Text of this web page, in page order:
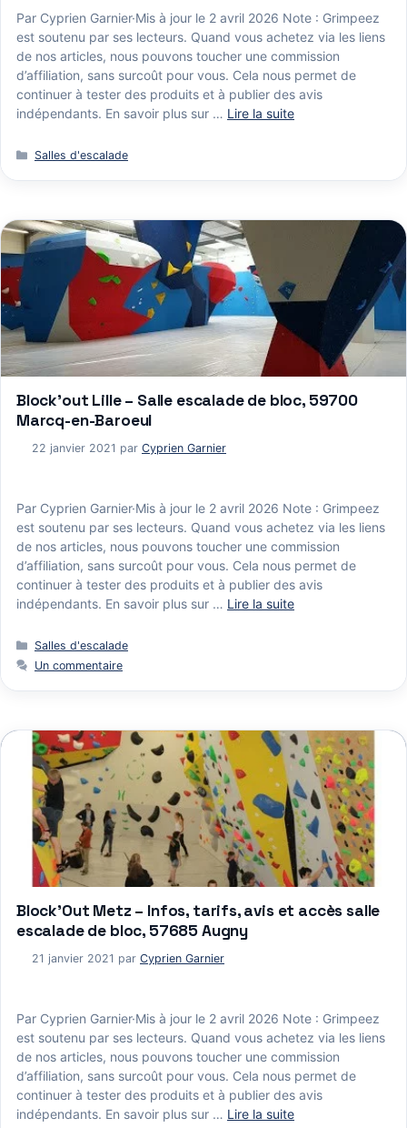
Par Cyprien Garnier·Mis à jour le 2 avril 2026 Note : Grimpeez
est soutenu par ses lecteurs. Quand vous achetez via les liens
de nos articles, nous pouvons toucher une commission
d’affiliation, sans surcoût pour vous. Cela nous permet de
continuer à tester des produits et à publier des avis
indépendants. En savoir plus sur … Lire la suite
Catégories
Salles d'escalade
Block’out Lille – Salle escalade de bloc, 59700
Marcq-en-Baroeul
22 janvier 2021 par Cyprien Garnier
Par Cyprien Garnier·Mis à jour le 2 avril 2026 Note : Grimpeez
est soutenu par ses lecteurs. Quand vous achetez via les liens
de nos articles, nous pouvons toucher une commission
d’affiliation, sans surcoût pour vous. Cela nous permet de
continuer à tester des produits et à publier des avis
indépendants. En savoir plus sur … Lire la suite
Catégories
Salles d'escalade
Un commentaire
Block’Out Metz – Infos, tarifs, avis et accès salle
escalade de bloc, 57685 Augny
21 janvier 2021 par Cyprien Garnier
Par Cyprien Garnier·Mis à jour le 2 avril 2026 Note : Grimpeez
est soutenu par ses lecteurs. Quand vous achetez via les liens
de nos articles, nous pouvons toucher une commission
d’affiliation, sans surcoût pour vous. Cela nous permet de
continuer à tester des produits et à publier des avis
indépendants. En savoir plus sur … Lire la suite